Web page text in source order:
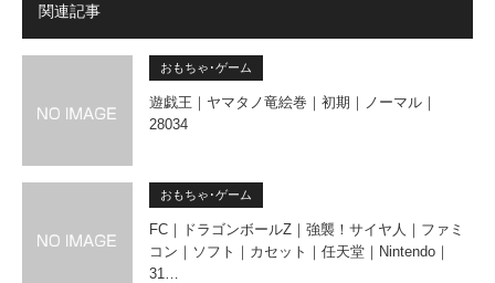
関連記事
おもちゃ･ゲーム
遊戯王｜ヤマタノ竜絵巻｜初期｜ノーマル｜
28034
おもちゃ･ゲーム
FC｜ドラゴンボールZ｜強襲！サイヤ人｜ファミ
コン｜ソフト｜カセット｜任天堂｜Nintendo｜
31…